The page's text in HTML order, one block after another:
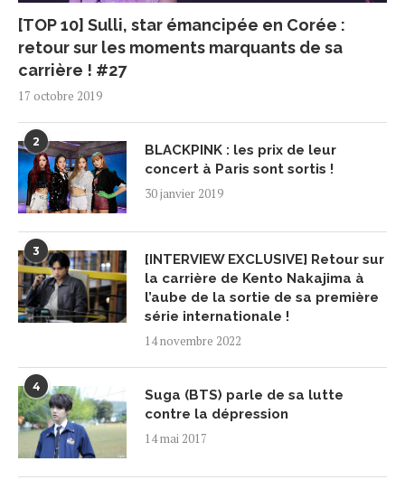
[TOP 10] Sulli, star émancipée en Corée :
retour sur les moments marquants de sa
carrière ! #27
17 octobre 2019
2
BLACKPINK : les prix de leur
concert à Paris sont sortis !
30 janvier 2019
3
[INTERVIEW EXCLUSIVE] Retour sur
la carrière de Kento Nakajima à
l’aube de la sortie de sa première
série internationale !
14 novembre 2022
4
Suga (BTS) parle de sa lutte
contre la dépression
14 mai 2017